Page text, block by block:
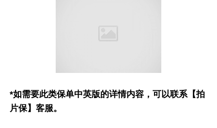
*如需要此类保单中英版的详情内容，可以联系【拍
片保】客服。